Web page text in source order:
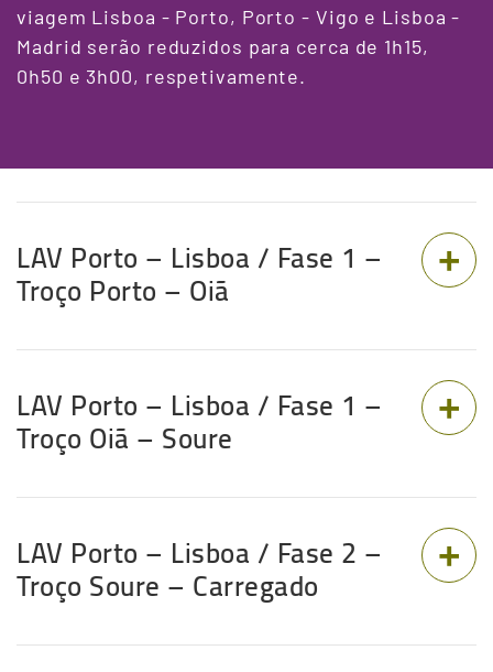
viagem Lisboa - Porto, Porto - Vigo e Lisboa -
Madrid serão reduzidos para cerca de 1h15,
0h50 e 3h00, respetivamente.
LAV Porto – Lisboa / Fase 1 –
Troço Porto – Oiã
LAV Porto – Lisboa / Fase 1 –
Troço Oiã – Soure
LAV Porto – Lisboa / Fase 2 –
Troço Soure – Carregado